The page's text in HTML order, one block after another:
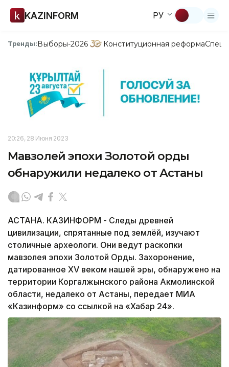
KAZINFORM РУ
Тренды:Выборы-2026 Конституционная реформа
20:26, 28 Июня 2023
Мавзолей эпохи Золотой орды
обнаружили недалеко от Астаны
АСТАНА. КАЗИНФОРМ - Следы древней
цивилизации, спрятанные под землёй, изучают
столичные археологи. Они ведут раскопки
мавзолея эпохи Золотой Орды. Захоронение,
датированное XV веком нашей эры, обнаружено на
территории Коргалжынского района Акмолинской
области, недалеко от Астаны, передает МИА
«Казинформ» со ссылкой на «Хабар 24».